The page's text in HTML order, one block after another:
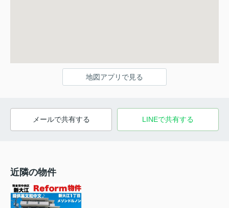
地図アプリで見る
メールで共有する LINEで共有する
近隣の物件